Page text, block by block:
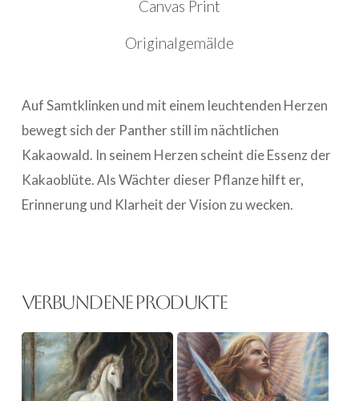
Canvas Print
Originalgemälde
Auf Samtklinken und mit einem leuchtenden Herzen
bewegt sich der Panther still im nächtlichen
Kakaowald. In seinem Herzen scheint die Essenz der
Kakaoblüte. Als Wächter dieser Pflanze hilft er,
Erinnerung und Klarheit der Vision zu wecken.
Verbundene Produkte